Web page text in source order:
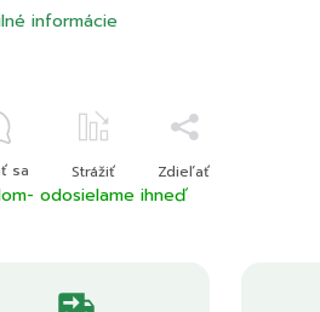
odosielame ihneď
informácie
sa Strážiť Zdieľať